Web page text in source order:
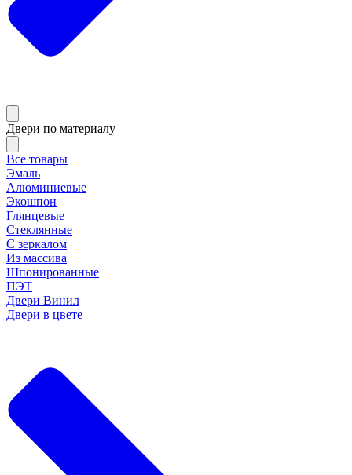
Двери по материалу
Все товары
Эмаль
Алюминиевые
Экошпон
Глянцевые
Стеклянные
С зеркалом
Из массива
Шпонированные
ПЭТ
Двери Винил
Двери в цвете